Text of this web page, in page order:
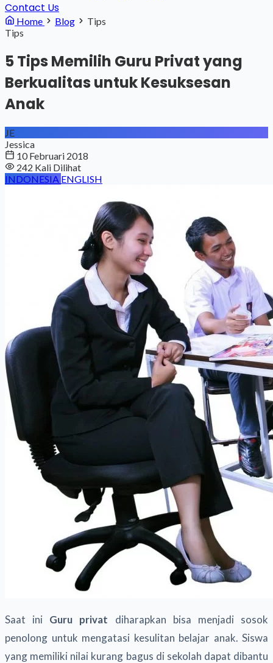
Contact Us
Home Blog
Tips
Tips
5 Tips Memilih Guru Privat yang
Berkualitas untuk Kesuksesan
Anak
JE
Jessica
10 Februari 2018
242 Kali Dilihat
INDONESIA ENGLISH
Saat ini Guru privat diharapkan bisa menjadi sosok
penolong untuk mengatasi kesulitan belajar anak. Siswa
yang memiliki nilai kurang bagus di sekolah dapat dibantu